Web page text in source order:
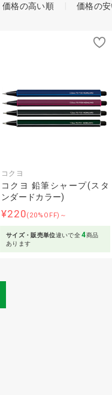
価格の高い順 価格の
コクヨ
コクヨ 鉛筆シャープ(スタ
ンダードカラー)
¥220(20%OFF)～
サイズ・販売単位違いで全4商品
あります